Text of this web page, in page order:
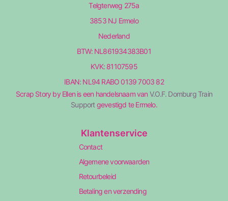
Telgterweg 275a
3853 NJ Ermelo
Nederland
BTW: NL861934383B01
KVK: 81107595
IBAN: NL94 RABO 0139 7003 82
Scrap Story by Ellen is een handelsnaam van V.O.F. Domburg Train
Supportgevestigd te Ermelo.
Klantenservice
Contact
Algemene voorwaarden
Retourbeleid
Betaling en verzending